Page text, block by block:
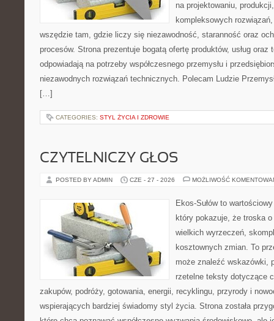
na projektowaniu,
kompleksowych
wszędzie tam, gdzie liczy się niezawodność, staranność oraz
procesów. Strona prezentuje bogatą ofertę produktów, usług oraz
odpowiadają na potrzeby współczesnego przemysłu i
niezawodnych rozwiązań technicznych. Polecam Ludzie
[…]
CATEGORIES: STYL ŻYCIA I ZDROWIE
CZYTELNICZY GŁOS
POSTED BY ADMIN CZE - 27 - 2026 MOŻLIWOŚĆ
Ekos-Sułów to
który pokazuje, że troska
wielkich wyrzeczeń,
kosztownych zmian. To
może znaleźć wskazówki,
rzetelne teksty dotyczące
zakupów, podróży, gotowania, energii, recyklingu, przyrody i
wspierających bardziej świadomy styl życia. Strona została